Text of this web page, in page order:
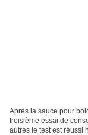
Après la sauce pour
troisième essai de
autres le test est réussi